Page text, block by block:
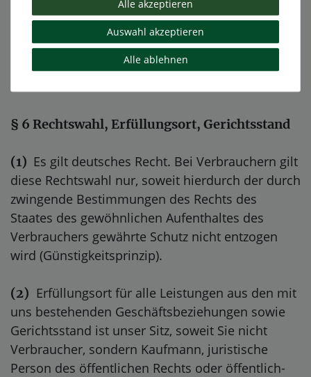
worden sind und dessen Mangelhaftigkeit
verursacht haben;
- bei gesetzlichen Rückgriffsansprüchen, die Sie
im Zusammenhang mit Mängelrechten gegen
uns haben.
§ 6 Rechtswahl, Erfüllungsort, Gerichtsstand
(1) Es gilt deutsches Recht. Bei Verbrauchern gilt
diese Rechtswahl nur, soweit hierdurch der durch
zwingende Bestimmungen des Rechts des
Staates des gewöhnlichen Aufenthaltes des
Verbrauchers gewährte Schutz nicht entzogen
wird (Günstigkeitsprinzip).
(2) Erfüllungsort für alle Leistungen aus den mit
uns bestehenden Geschäftsbeziehungen sowie
Gerichtsstand ist unser Sitz, soweit Sie nicht
Verbraucher, sondern Kaufmann, juristische
Person des öffentlichen Rechts oder öffentlich-
Alle akzeptieren
Auswahl akzeptieren
Alle ablehnen